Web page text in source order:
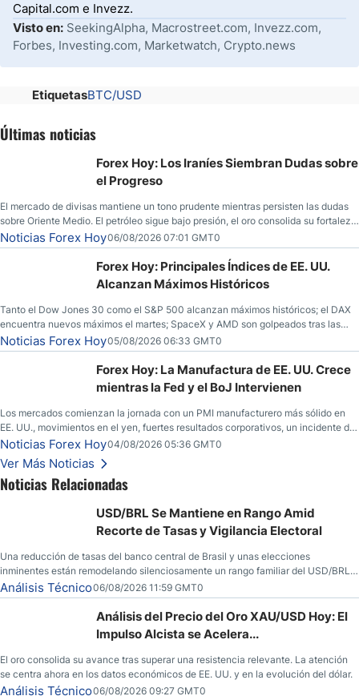
Capital.com e Invezz.
Visto en: SeekingAlpha, Macrostreet.com, Invezz.com,
Forbes, Investing.com, Marketwatch, Crypto.news
EtiquetasBTC/USD
Últimas noticias
Forex Hoy: Los Iraníes Siembran Dudas sobre
el Progreso
El mercado de divisas mantiene un tono prudente mientras persisten las dudas
sobre Oriente Medio. El petróleo sigue bajo presión, el oro consolida su fortaleza
y los operadores esperan nuevas referencias económicas desde Estados
Unidos.
Noticias Forex Hoy06/08/2026 07:01 GMT0
Forex Hoy: Principales Índices de EE. UU.
Alcanzan Máximos Históricos
Tanto el Dow Jones 30 como el S&P 500 alcanzan máximos históricos; el DAX
encuentra nuevos máximos el martes; SpaceX y AMD son golpeados tras las
llamadas de ganancias; el petróleo crudo cae por debajo de los $80 con nuevas
esperanzas; el dólar estadounidense continúa intentando estabilizarse frente al
yen; el peso mexicano ve un repunte a medida que las tasas caen en EE. UU.
Noticias Forex Hoy05/08/2026 06:33 GMT0
Forex Hoy: La Manufactura de EE. UU. Crece
mientras la Fed y el BoJ Intervienen
Los mercados comienzan la jornada con un PMI manufacturero más sólido en
EE. UU., movimientos en el yen, fuertes resultados corporativos, un incidente de
seguridad en Bitcoin y nuevas señales desde el mercado del petróleo.
Noticias Forex Hoy04/08/2026 05:36 GMT0
Ver Más Noticias
Noticias Relacionadas
USD/BRL Se Mantiene en Rango Amid
Recorte de Tasas y Vigilancia Electoral
Una reducción de tasas del banco central de Brasil y unas elecciones
inminentes están remodelando silenciosamente un rango familiar del USD/BRL.
Una reducción de tasas por parte del banco central de Brasil y unas elecciones
inminentes están remodelando silenciosamente un rango familiar del USD/BRL.
Esto es lo que los traders están observando a continuación.
Análisis Técnico06/08/2026 11:59 GMT0
Análisis del Precio del Oro XAU/USD Hoy: El
Impulso Alcista se Acelera...
El oro consolida su avance tras superar una resistencia relevante. La atención
se centra ahora en los datos económicos de EE. UU. y en la evolución del dólar.
Análisis Técnico06/08/2026 09:27 GMT0